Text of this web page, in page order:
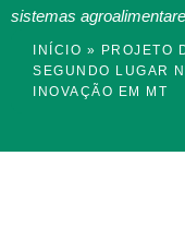
sistemas
INÍCIO » PROJETO
SEGUNDO LUGAR
INOVAÇÃO EM MT